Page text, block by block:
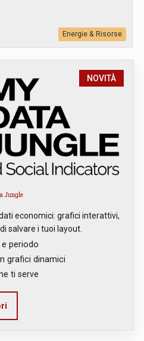
Energie & Risorse
NOVITÀ
Jungle
economici: grafici interattivi,
salvare i tuoi layout.
periodo
grafici dinamici
ti serve